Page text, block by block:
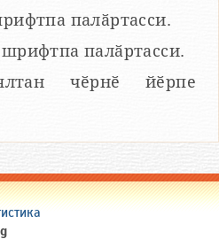
палӑртасси.
шрифтпа палӑртасси.
чӗрнӗ йӗрпе